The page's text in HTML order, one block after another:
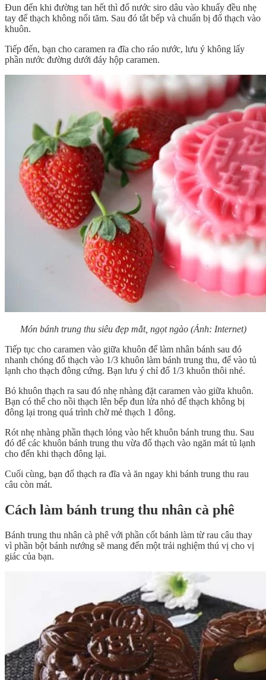
Đun đến khi đường tan hết thì đổ nước siro dâu vào khuấy đều nhẹ
tay để thạch không nổi tăm. Sau đó tắt bếp và chuẩn bị đổ thạch vào
khuôn.
Tiếp đến, bạn cho caramen ra đĩa cho ráo nước, lưu ý không lấy
phần nước đường dưới đáy hộp caramen.
Món bánh trung thu siêu đẹp mắt, ngọt ngào (Ảnh: Internet)
Tiếp tục cho caramen vào giữa khuôn để làm nhân bánh sau đó
nhanh chóng đổ thạch vào 1/3 khuôn làm bánh trung thu, để vào tủ
lạnh cho thạch đông cứng. Bạn lưu ý chỉ đổ 1/3 khuôn thôi nhé.
Bỏ khuôn thạch ra sau đó nhẹ nhàng đặt caramen vào giữa khuôn.
Bạn có thể cho nồi thạch lên bếp đun lửa nhỏ để thạch không bị
đông lại trong quá trình chờ mẻ thạch 1 đông.
Rót nhẹ nhàng phần thạch lỏng vào hết khuôn bánh trung thu. Sau
đó để các khuôn bánh trung thu vừa đổ thạch vào ngăn mát tủ lạnh
cho đến khi thạch đông lại.
Cuối cùng, bạn đổ thạch ra đĩa và ăn ngay khi bánh trung thu rau
câu còn mát.
Cách làm bánh trung thu nhân cà phê
Bánh trung thu nhân cà phê với phần cốt bánh làm từ rau câu thay
vì phần bột bánh nướng sẽ mang đến một trải nghiệm thú vị cho vị
giác của bạn.